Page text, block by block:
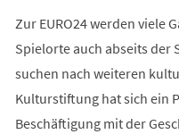
Zur EURO24 werden viele
Spielorte auch abseits der
suchen nach weiteren
Kulturstiftung hat sich ein
Beschäftigung mit der